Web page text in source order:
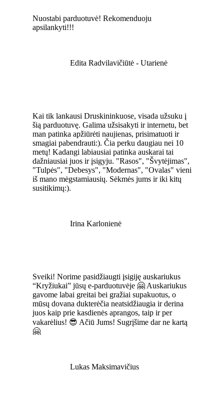
Nuostabi parduotuvė! Rekomenduoju
apsilankyti!!!
Edita Radvilavičiūtė - Utarienė
Kai tik lankausi Druskininkuose, visada užsuku į
šią parduotuvę. Galima užsisakyti ir internetu, bet
man patinka apžiūrėti naujienas, prisimatuoti ir
smagiai pabendrauti:). Čia perku daugiau nei 10
metų! Kadangi labiausiai patinka auskarai tai
dažniausiai juos ir įsigyju. "Rasos", "Švytėjimas",
"Tulpės", "Debesys", "Modernas", "Ovalas" vieni
iš mano mėgstamiausių. Sėkmės jums ir iki kitų
susitikimų:).
Irina Karlonienė
Sveiki! Norime pasidžiaugti įsigiję auskariukus
“Kryžiukai” jūsų e-parduotuvėje 🤗 Auskariukus
gavome labai greitai bei gražiai supakuotus, o
mūsų dovana dukterėčia neatsidžiaugia ir derina
juos kaip prie kasdienės aprangos, taip ir per
vakarėlius! 😎 Ačiū Jums! Sugrįšime dar ne kartą
🤗
Lukas Maksimavičius